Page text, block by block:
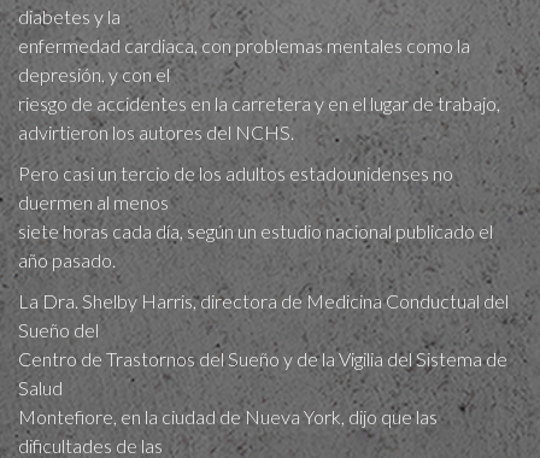
diabetes y la
enfermedad cardiaca, con problemas mentales como la
depresión, y con el
riesgo de accidentes en la carretera y en el lugar de trabajo,
advirtieron los autores del NCHS.
Pero casi un tercio de los adultos estadounidenses no
duermen al menos
siete horas cada día, según un estudio nacional publicado el
año pasado.
La Dra. Shelby Harris, directora de Medicina Conductual del
Sueño del
Centro de Trastornos del Sueño y de la Vigilia del Sistema de
Salud
Montefiore, en la ciudad de Nueva York, dijo que las
dificultades de las